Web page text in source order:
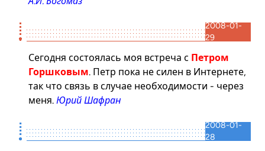
2008-01-
29
Сегодня состоялась моя встреча с Петром
Горшковым. Петр пока не силен в Интернете,
так что связь в случае необходимости - через
меня. Юрий Шафран
2008-01-
28